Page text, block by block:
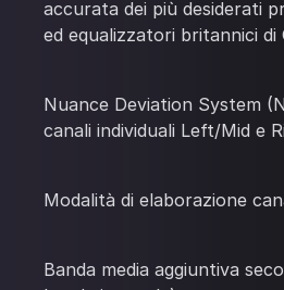
accurata dei più desiderati
ed equalizzatori britannici di
Nuance Deviation System
canali individuali Left/Mid e
Modalità di elaborazione
Banda media aggiuntiva